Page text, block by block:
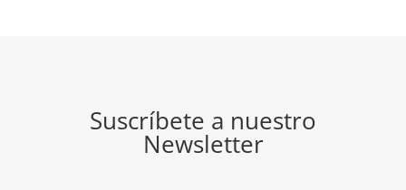
Suscríbete a nuestro
Newsletter